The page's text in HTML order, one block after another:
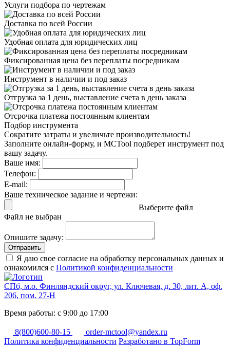
Услуги подбора по чертежам
Доставка по всей России
Удобная оплата для юридических лиц
Фиксированная цена без переплаты посредникам
Инструмент в наличии и под заказ
Отгрузка за 1 день, выставление счета в день заказа
Отсрочка платежа постоянным клиентам
Подбор инструмента
Сократите затраты и увеличьте производительность!
Заполните онлайн-форму, и MCTool подберет инструмент под
вашу задачу.
Ваше имя:
Телефон:
E-mail:
Ваше техническое задание и чертежи:
Выберите файл
Файл не выбран
Опишите задачу:
Отправить
Я даю свое согласие на обработку персональных данных и
ознакомился с Политикой конфиденциальности
СПб, м.о. Финляндский округ, ул. Ключевая, д. 30, лит. А, оф.
206, пом. 27-Н
Время работы: с 9:00 до 17:00
8(800)600-80-15
order-mctool@yandex.ru
Политика конфиденциальности Разработано в TopForm